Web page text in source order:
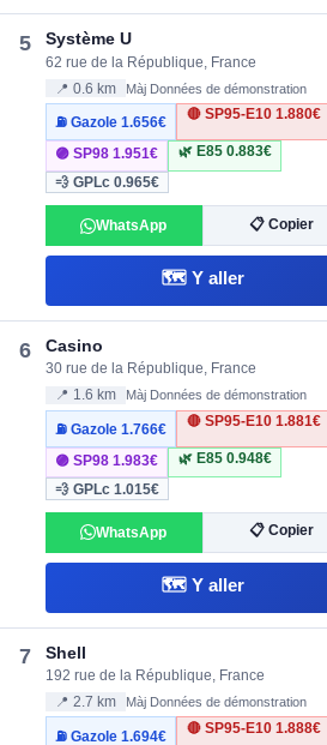
5 Système U
62 rue de la République, France
📍 0.6 km Màj Données de démonstration
⛽ Gazole1.656€
🔴 SP95-E10 1.880€
🟣 SP981.951€ 🌿 E85 0.883€
💨 GPLc0.965€
WhatsApp 📋 Copier
🗺️ Y aller
6 Casino
30 rue de la République, France
📍 1.6 km Màj Données de démonstration
⛽ Gazole1.766€
🔴 SP95-E10 1.881€
🟣 SP981.983€ 🌿 E85 0.948€
💨 GPLc1.015€
WhatsApp 📋 Copier
🗺️ Y aller
7 Shell
192 rue de la République, France
📍 2.7 km Màj Données de démonstration
⛽ Gazole1.694€
🔴 SP95-E10 1.888€